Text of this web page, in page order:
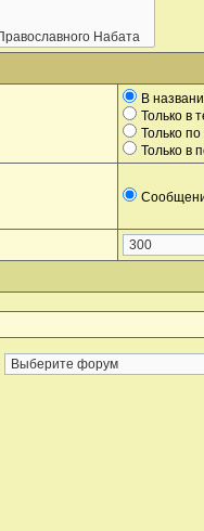
В
Только в
Только
Только в